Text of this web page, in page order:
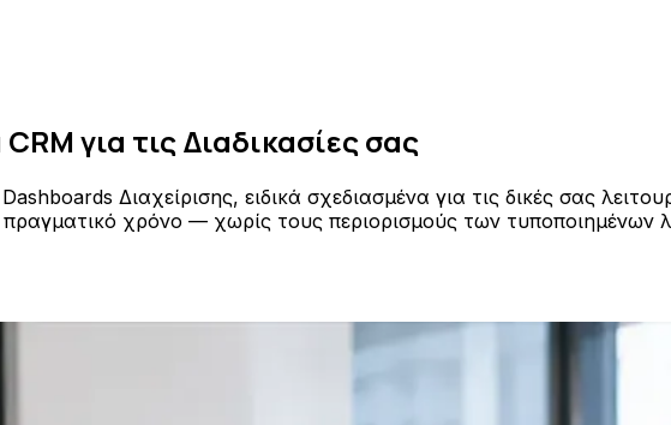
για τις Διαδικασίες σας
Διαχείρισης, ειδικά σχεδιασμένα για τις δικές σας
πραγματικό χρόνο — χωρίς τους περιορισμούς των τυποποιημένων